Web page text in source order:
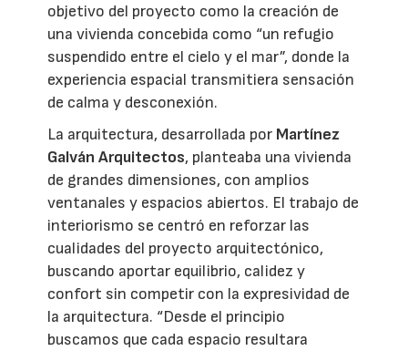
objetivo del proyecto como la creación de
una vivienda concebida como “un refugio
suspendido entre el cielo y el mar”, donde la
experiencia espacial transmitiera sensación
de calma y desconexión.
La arquitectura, desarrollada por Martínez
Galván Arquitectos, planteaba una vivienda
de grandes dimensiones, con amplios
ventanales y espacios abiertos. El trabajo de
interiorismo se centró en reforzar las
cualidades del proyecto arquitectónico,
buscando aportar equilibrio, calidez y
confort sin competir con la expresividad de
la arquitectura. “Desde el principio
buscamos que cada espacio resultara